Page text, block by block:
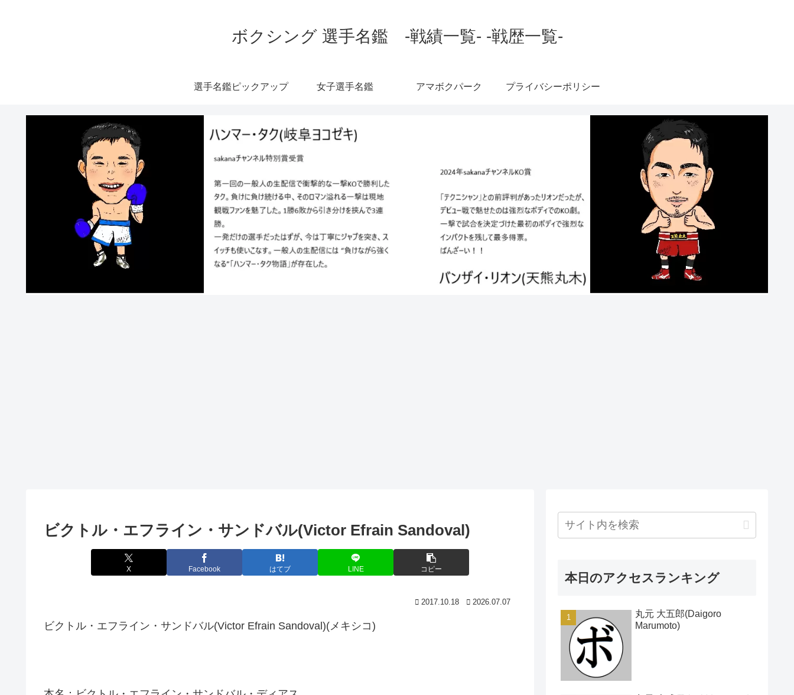
ボクシング 選手名鑑 -戦績一覧- -戦歴一覧-
選手名鑑ピックアップ 女子選手名鑑 アマボクパーク プライバシーポリシー
ビクトル・エフライン・サンドバル(Victor Efrain Sandoval)
X Facebook はてブ LINE コピー
2017.10.18 2026.07.07
ビクトル・エフライン・サンドバル(Victor Efrain Sandoval)(メキシコ)
本日のアクセスランキング
丸元 大五郎(Daigoro
Marumoto)